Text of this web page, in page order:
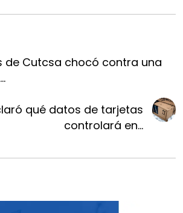
de Cutcsa chocó contra una
qué datos de tarjetas
controlará en...